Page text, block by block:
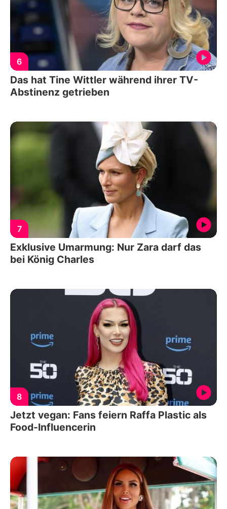
6
Das hat Tine Wittler während ihrer TV-
Abstinenz getrieben
7
Exklusive Umarmung: Nur Zara darf das
bei König Charles
8
Jetzt vegan: Fans feiern Raffa Plastic als
Food-Influencerin